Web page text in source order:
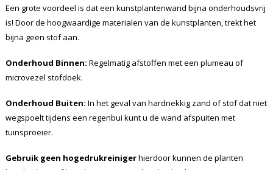
Een grote voordeel is dat een kunstplantenwand bijna onderhoudsvrij
is! Door de hoogwaardige materialen van de kunstplanten, trekt het
bijna geen stof aan.
Onderhoud Binnen: Regelmatig afstoffen met een plumeau of
microvezel stofdoek.
Onderhoud Buiten: In het geval van hardnekkig zand of stof dat niet
wegspoelt tijdens een regenbui kunt u de wand afspuiten met
tuinsproeier.
Gebruik geen hogedrukreinigerhierdoor kunnen de planten